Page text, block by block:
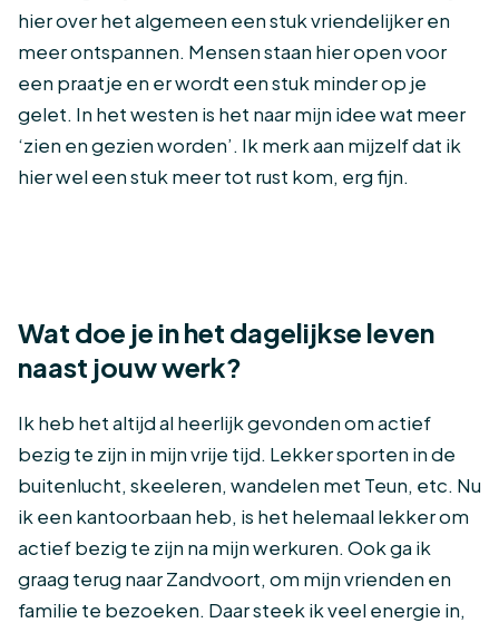
hier over het algemeen een stuk vriendelijker en
meer ontspannen. Mensen staan hier open voor
een praatje en er wordt een stuk minder op je
gelet. In het westen is het naar mijn idee wat meer
‘zien en gezien worden’. Ik merk aan mijzelf dat ik
hier wel een stuk meer tot rust kom, erg fijn.
Wat doe je in het dagelijkse leven
naast jouw werk?
Ik heb het altijd al heerlijk gevonden om actief
bezig te zijn in mijn vrije tijd. Lekker sporten in de
buitenlucht, skeeleren, wandelen met Teun, etc. Nu
ik een kantoorbaan heb, is het helemaal lekker om
actief bezig te zijn na mijn werkuren. Ook ga ik
graag terug naar Zandvoort, om mijn vrienden en
familie te bezoeken. Daar steek ik veel energie in,